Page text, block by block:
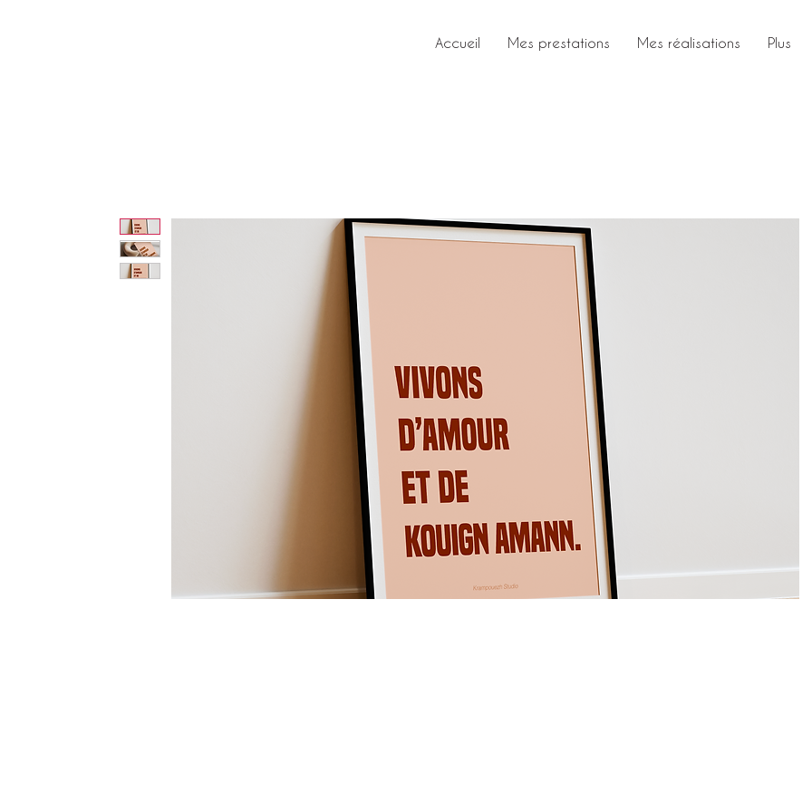
Accueil Mes prestations Mes réalisations Plus